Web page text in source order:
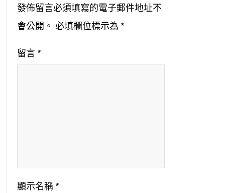
發佈留言必須填寫的電子郵件地址不
會公開。 必填欄位標示為 *
留言 *
顯示名稱 *